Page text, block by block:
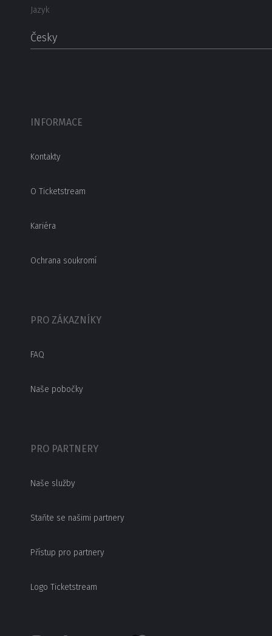
Jazyk
Česky
INFORMACE
Kontakty
O Ticketstream
Kariéra
Ochrana soukromí
PRO ZÁKAZNÍKY
FAQ
Naše pobočky
PRO PARTNERY
Naše služby
Staňte se našimi partnery
Přístup pro partnery
Logo Ticketstream